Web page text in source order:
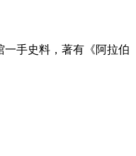
一手史料，著有《阿拉伯